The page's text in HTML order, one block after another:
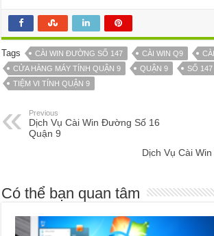
Tags CÀI WIN ĐƯỜNG SỐ 147 CÀI WIN Q9
CỬA HÀNG MÁY TÍNH QUẬN 9
QUẬN 9
SỐ 147
TIỆM VI TÍNH QUẬN 9
Previous
Dịch Vụ Cài Win Đường Số 16
Quận 9
Dịch Vụ Cài
Có thể bạn quan tâm